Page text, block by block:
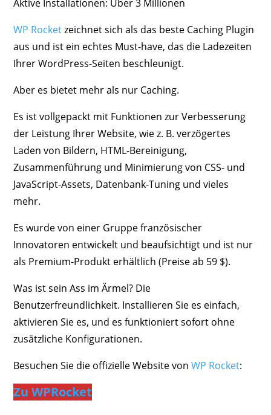
Aktive Installationen: Über 3 Millionen
WP Rocketzeichnet sich als das beste Caching Plugin
aus und ist ein echtes Must-have, das die Ladezeiten
Ihrer WordPress-Seiten beschleunigt.
Aber es bietet mehr als nur Caching.
Es ist vollgepackt mit Funktionen zur Verbesserung
der Leistung Ihrer Website, wie z. B. verzögertes
Laden von Bildern, HTML-Bereinigung,
Zusammenführung und Minimierung von CSS- und
JavaScript-Assets, Datenbank-Tuning und vieles
mehr.
Es wurde von einer Gruppe französischer
Innovatoren entwickelt und beaufsichtigt und ist nur
als Premium-Produkt erhältlich (Preise ab 59 $).
Was ist sein Ass im Ärmel? Die
Benutzerfreundlichkeit. Installieren Sie es einfach,
aktivieren Sie es, und es funktioniert sofort ohne
zusätzliche Konfigurationen.
Besuchen Sie die offizielle Website vonWP Rocket:
Zu WPRocket